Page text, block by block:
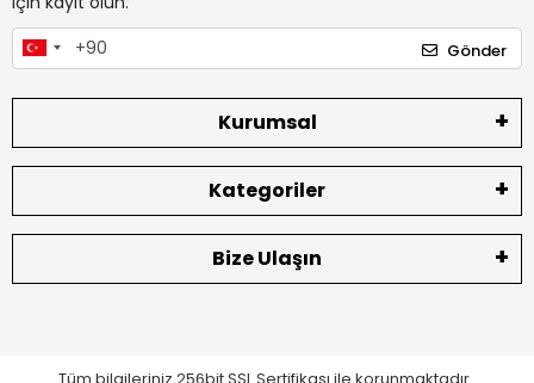
Gönder
Kurumsal
Kategoriler
Bize Ulaşın